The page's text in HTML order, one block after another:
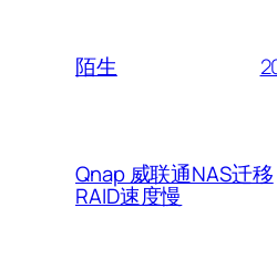
陌生
Qnap 威联通NAS迁移
RAID速度慢